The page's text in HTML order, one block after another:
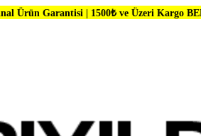
| 1500₺ ve Üzeri Kargo BEDAVA | Dünya